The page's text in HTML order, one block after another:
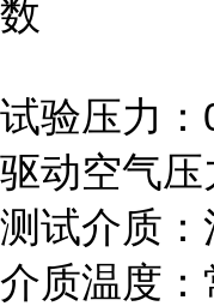
数
试验压力
驱动空气
测试介质：
介质温度：